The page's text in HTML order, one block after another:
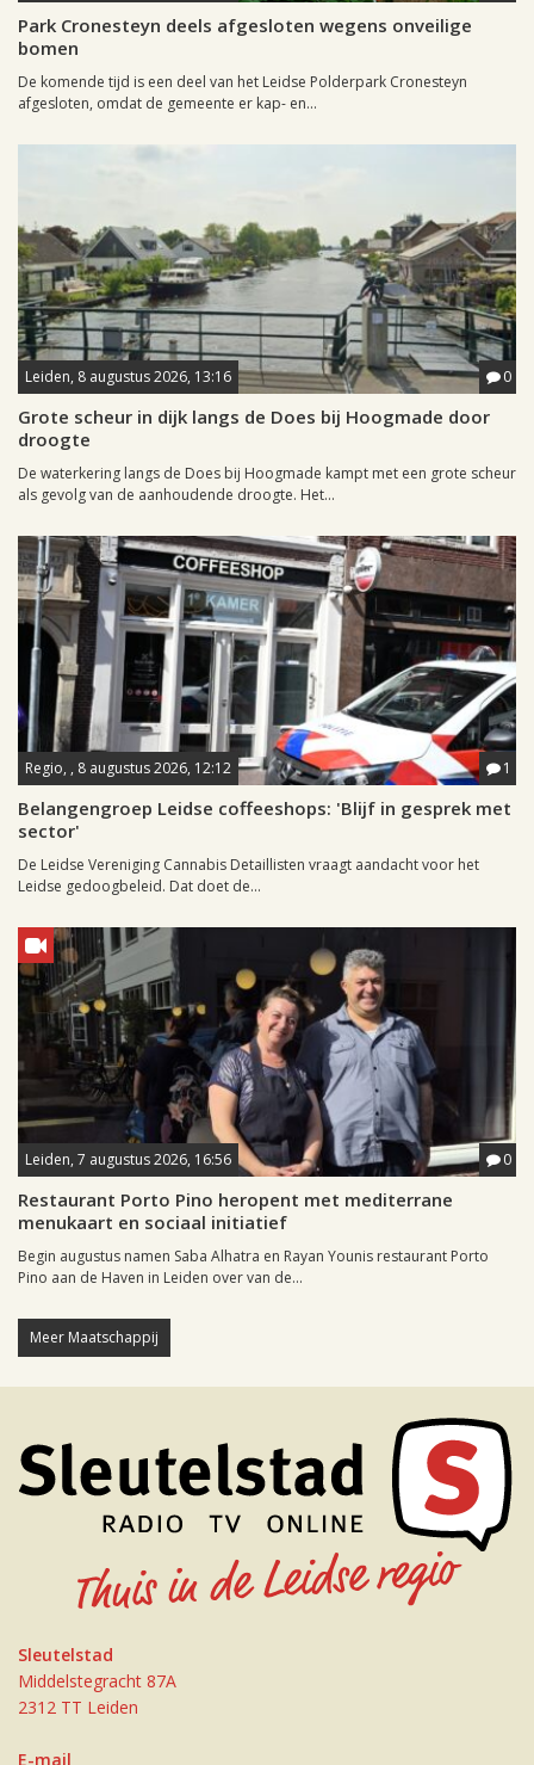
Park Cronesteyn deels afgesloten wegens onveilige
bomen
De komende tijd is een deel van het Leidse Polderpark Cronesteyn
afgesloten, omdat de gemeente er kap- en...
Leiden, 8 augustus 2026, 13:16 0
Grote scheur in dijk langs de Does bij Hoogmade door
droogte
De waterkering langs de Does bij Hoogmade kampt met een grote scheur
als gevolg van de aanhoudende droogte. Het...
Regio, , 8 augustus 2026, 12:12 1
Belangengroep Leidse coffeeshops: 'Blijf in gesprek met
sector'
De Leidse Vereniging Cannabis Detaillisten vraagt aandacht voor het
Leidse gedoogbeleid. Dat doet de...
Leiden, 7 augustus 2026, 16:56 0
Restaurant Porto Pino heropent met mediterrane
menukaart en sociaal initiatief
Begin augustus namen Saba Alhatra en Rayan Younis restaurant Porto
Pino aan de Haven in Leiden over van de...
Meer Maatschappij
Sleutelstad
Middelstegracht 87A
2312 TT Leiden
E-mail